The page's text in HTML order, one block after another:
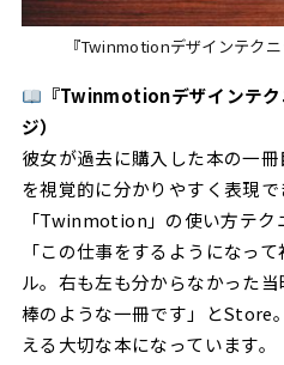
『Twinmotionデザインテク
『Twinmotionデザインテ
ジ）
彼女が過去に購入した本の一
を視覚的に分かりやすく表現
「Twinmotion」の使い方テク
「この仕事をするようになっ
ル。右も左も分からなかった
棒のような一冊です」とStore
える大切な本になっています。